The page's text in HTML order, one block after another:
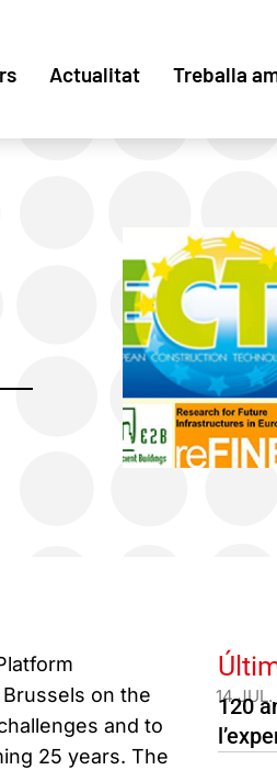
Actualitat Treballa
Brussels on the
and to
25 years. The
14
120